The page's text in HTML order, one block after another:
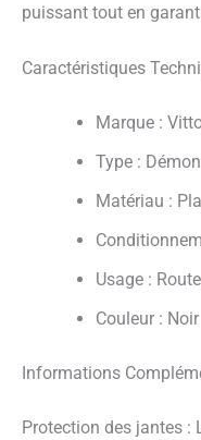
puissant tout en
Caractéristiques
Marque :
Type :
Matériau :
Usage :
Couleur : Noir
Informations
Protection des jantes